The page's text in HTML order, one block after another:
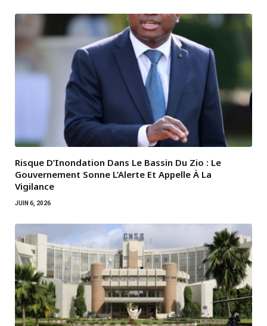
Risque D’Inondation Dans Le Bassin Du Zio : Le
Gouvernement Sonne L’Alerte Et Appelle À La
Vigilance
JUIN 6, 2026